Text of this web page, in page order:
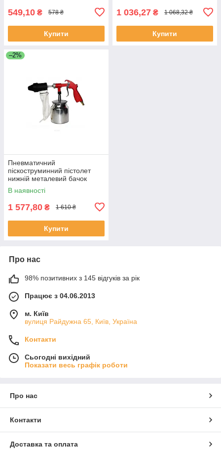
549,10 ₴ 578 ₴
Купити
1 036,27 ₴ 1 068,32 ₴
Купити
–2%
Пневматичний
піскоструминний пістолет
нижній металевий бачок
Shiningberg 101983
В наявності
1 577,80 ₴ 1 610 ₴
Купити
Про нас
98% позитивних з 145 відгуків за рік
Працює з 04.06.2013
м. Київ
вулиця Райдужна 65, Київ, Україна
Контакти
Сьогодні вихідний
Показати весь графік роботи
Про нас
Контакти
Доставка та оплата